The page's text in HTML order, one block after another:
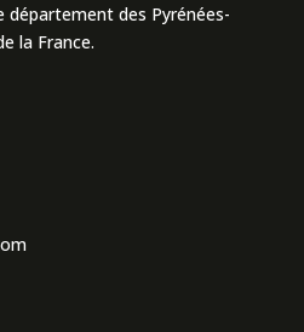
département des Pyrénées-
la France.